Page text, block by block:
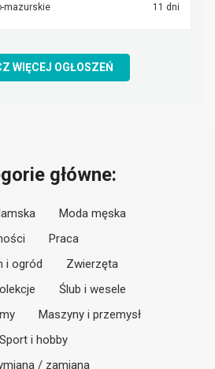
mazurskie 11 dni
WIĘCEJ OGŁOSZEŃ
główne:
Moda męska
Praca
i ogród
Zwierzęta
Ślub i wesele
Maszyny i przemysł
Sport i hobby
/ zamiana